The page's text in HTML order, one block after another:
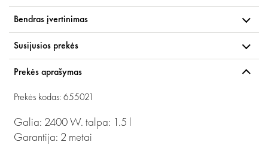
Bendras įvertinimas
Susijusios prekės
Prekės aprašymas
Prekės kodas: 655021
Galia: 2400 W. talpa: 1.5 l
Garantija: 2 metai